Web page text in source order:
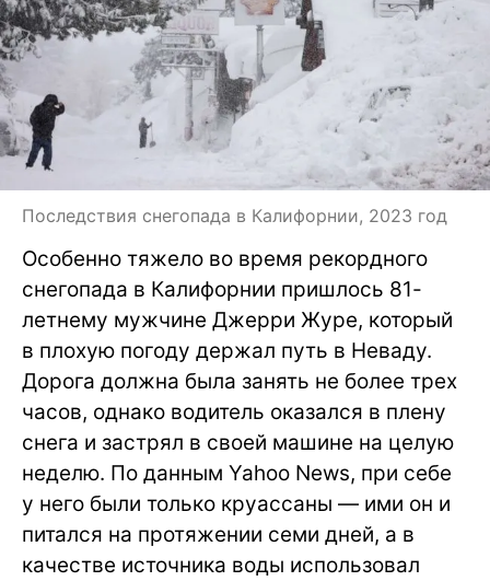
Последствия снегопада в Калифорнии, 2023 год
Особенно тяжело во время рекордного
снегопада в Калифорнии пришлось 81-
летнему мужчине Джерри Журе, который
в плохую погоду держал путь в Неваду.
Дорога должна была занять не более трех
часов, однако водитель оказался в плену
снега и застрял в своей машине на целую
неделю. По данным Yahoo News, при себе
у него были только круассаны — ими он и
питался на протяжении семи дней, а в
качестве источника воды использовал